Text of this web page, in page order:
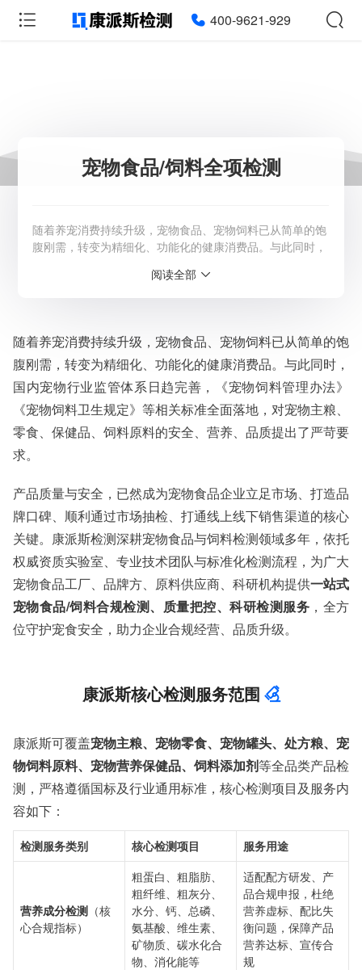
400-9621-929
宠物食品/饲料全项检测
随着养宠消费持续升级，宠物食品、宠物饲料已从简单的饱
腹刚需，转变为精细化、功能化的健康消费品。与此同时，
《宠物饲料卫生规定》等相关标准全面落地，对宠物主粮、
打造品牌口碑、顺利通过市场
服务范围：全国
检测周期：5-7个工作日，可加急
相关资质：可提供CMA、CNAS检测报告
服务模式：快递寄样、现场取样、人工送样
服务对象：企事业单位、高等院校、科研院所
检测标准：国家标准、行业标准、企业标准、地方标准、国
外标准、非标定制
阅读全部
随着养宠消费持续升级，宠物食品、宠物饲料已从简单的饱
腹刚需，转变为精细化、功能化的健康消费品。与此同时，
国内宠物行业监管体系日趋完善，《宠物饲料管理办法》
《宠物饲料卫生规定》等相关标准全面落地，对宠物主粮、
零食、保健品、饲料原料的安全、营养、品质提出了严苛要
求。
产品质量与安全，已然成为宠物食品企业立足市场、打造品
牌口碑、顺利通过市场抽检、打通线上线下销售渠道的核心
关键。康派斯检测深耕宠物食品与饲料检测领域多年，依托
权威资质实验室、专业技术团队与标准化检测流程，为广大
宠物食品工厂、品牌方、原料供应商、科研机构提供一站式
宠物食品/饲料合规检测、质量把控、科研检测服务 ，全方
位守护宠食安全，助力企业合规经营、品质升级。
康派斯核心检测服务范围
康派斯可覆盖宠物主粮、宠物零食、宠物罐头、处方粮、宠
物饲料原料、宠物营养保健品、饲料添加剂等全品类产品检
测，严格遵循国标及行业通用标准，核心检测项目及服务内
容如下：
检测服务类别 核心检测项目 服务用途
营养成分检测 （核
心合规指标）
粗蛋白、粗脂肪、
粗纤维、粗灰分、
水分、钙、总磷、
氨基酸、维生素、
矿物质、碳水化合
物、消化能等
适配配方研发、产
品合规申报，杜绝
营养虚标、配比失
衡问题，保障产品
营养达标、宣传合
规